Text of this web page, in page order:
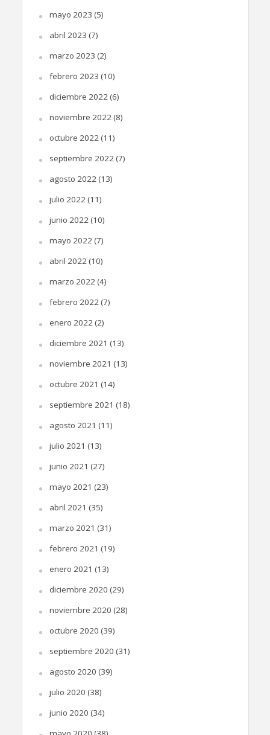
mayo 2023 (5)
abril 2023 (7)
marzo 2023 (2)
febrero 2023 (10)
diciembre 2022(6)
noviembre 2022(8)
octubre 2022(11)
septiembre 2022(7)
agosto 2022(13)
julio 2022(11)
junio 2022(10)
mayo 2022(7)
abril 2022(10)
marzo 2022(4)
febrero 2022(7)
enero 2022(2)
diciembre 2021 (13)
noviembre 2021 (13)
octubre 2021 (14)
septiembre 2021 (18)
agosto 2021 (11)
julio 2021 (13)
junio 2021 (27)
mayo 2021 (23)
abril 2021 (35)
marzo 2021 (31)
febrero 2021 (19)
enero 2021 (13)
diciembre 2020 (29)
noviembre 2020 (28)
octubre 2020 (39)
septiembre 2020 (31)
agosto 2020 (39)
julio 2020 (38)
junio 2020 (34)